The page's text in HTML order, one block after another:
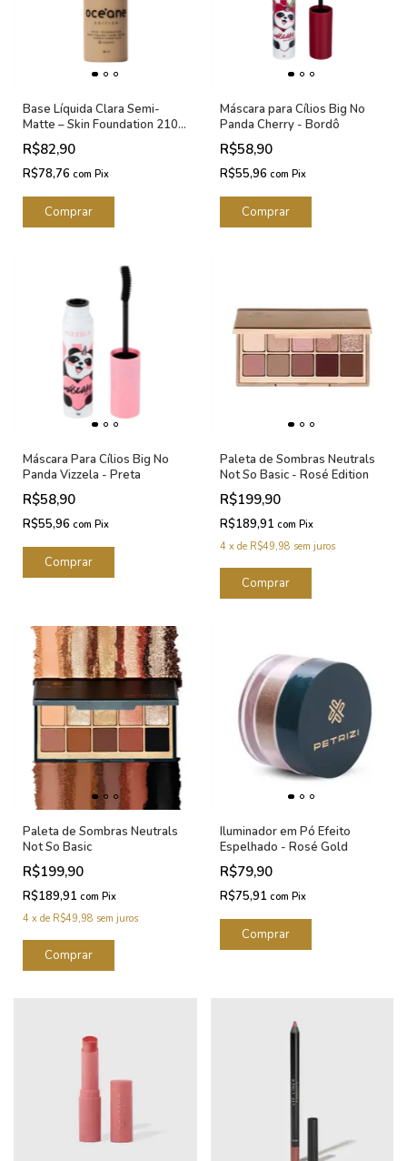
Base Líquida Clara Semi-
Matte – Skin Foundation 210L
Océane Edition 35ml
R$82,90
R$78,76 com Pix
Máscara para Cílios Big No
Panda Cherry - Bordô
R$58,90
R$55,96 com Pix
Máscara Para Cílios Big No
Panda Vizzela - Preta
R$58,90
R$55,96 com Pix
Paleta de Sombras Neutrals
Not So Basic - Rosé Edition
R$199,90
R$189,91 com Pix
4 x de R$49,98 sem juros
Paleta de Sombras Neutrals
Not So Basic
R$199,90
R$189,91 com Pix
4 x de R$49,98 sem juros
Iluminador em Pó Efeito
Espelhado - Rosé Gold
R$79,90
R$75,91 com Pix